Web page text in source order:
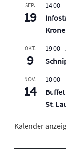
SEP.
19
14:00-
OKT.
9
19:00-
NOV.
14
10:00-
St.
Kalender